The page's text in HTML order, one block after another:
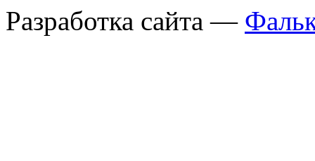
Разработка сайта —